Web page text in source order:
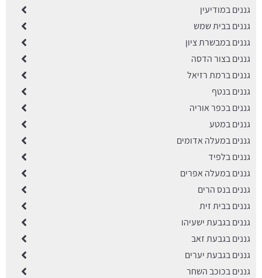
גננים במודיעין
גננים בבית שמש
גננים במבשרת ציון
גננים בצור הדסה
גננים ברמת רזיאל
גננים בנטף
גננים בכפר אוריה
גננים במטע
גננים במעלה אדומים
גננים בלפיד
גננים במעלה אפרים
גננים בנס הרים
גננים בבית זית
גננים בגבעת ישעיהו
גננים בגבעת זאב
גננים בגבעת יערים
גננים בכוכב השחר